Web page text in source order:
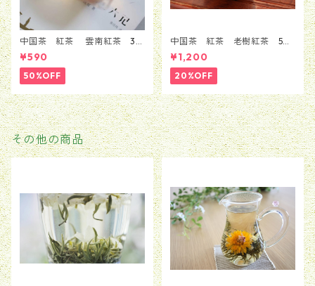
中国茶 紅茶 雲南紅茶 30
ｇ
¥590
50%OFF
中国茶 紅茶 老樹紅茶 50
g
¥1,200
20%OFF
その他の商品